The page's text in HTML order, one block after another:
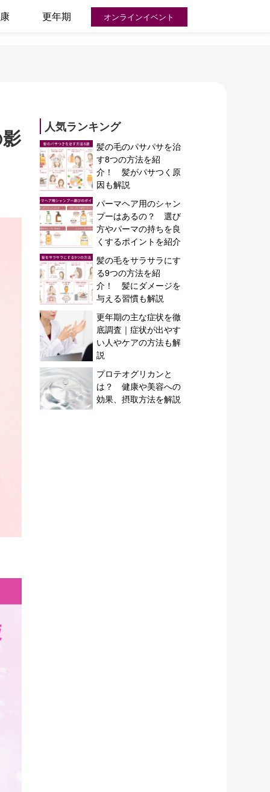
更年期 オンラインイベント
人気ランキング
髪の毛のパサパサを治
す8つの方法を紹
介！ 髪がパサつく原
因も解説
パーマヘア用のシャン
プーはあるの？ 選び
方やパーマの持ちを良
くするポイントを紹介
髪の毛をサラサラにす
る9つの方法を紹
介！ 髪にダメージを
与える習慣も解説
更年期の主な症状を徹
底調査｜症状が出やす
い人やケアの方法も解
説
プロテオグリカンと
は？ 健康や美容への
効果、摂取方法を解説